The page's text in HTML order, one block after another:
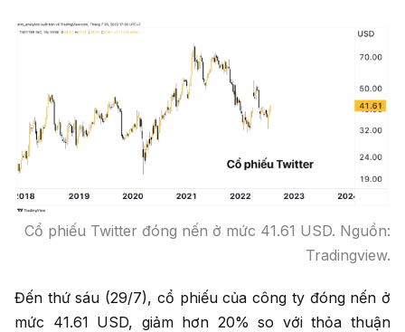
Cổ phiếu Twitter đóng nến ở mức 41.61 USD. Nguồn:
Tradingview.
Đến thứ sáu (29/7), cổ phiếu của công ty đóng nến ở
mức 41.61 USD, giảm hơn 20% so với thỏa thuận